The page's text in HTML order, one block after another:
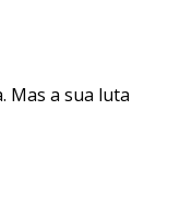
Mas a sua luta